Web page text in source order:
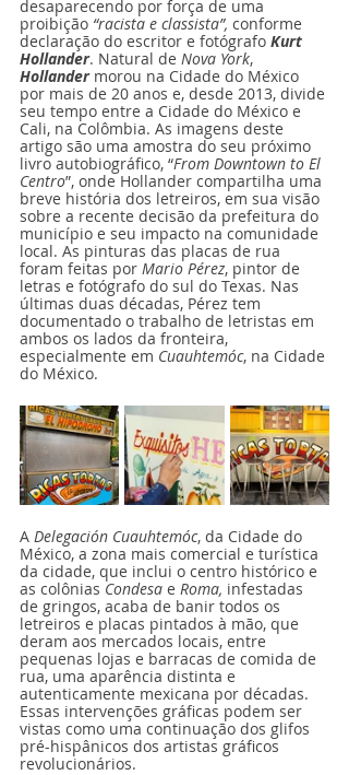
desaparecendo por força de uma
proibição “racista e classista”, conforme
declaração do escritor e fotógrafo Kurt
Hollander. Natural de Nova York,
Hollander morou na Cidade do México
por mais de 20 anos e, desde 2013, divide
seu tempo entre a Cidade do México e
Cali, na Colômbia. As imagens deste
artigo são uma amostra do seu próximo
livro autobiográfico, “From Downtown to El
Centro”, onde Hollander compartilha uma
breve história dos letreiros, em sua visão
sobre a recente decisão da prefeitura do
município e seu impacto na comunidade
local. As pinturas das placas de rua
foram feitas por Mario Pérez, pintor de
letras e fotógrafo do sul do Texas. Nas
últimas duas décadas, Pérez tem
documentado o trabalho de letristas em
ambos os lados da fronteira,
especialmente em Cuauhtemóc, na Cidade
do México.
A Delegación Cuauhtemóc, da Cidade do
México, a zona mais comercial e turística
da cidade, que inclui o centro histórico e
as colônias Condesa e Roma, infestadas
de gringos, acaba de banir todos os
letreiros e placas pintados à mão, que
deram aos mercados locais, entre
pequenas lojas e barracas de comida de
rua, uma aparência distinta e
autenticamente mexicana por décadas.
Essas intervenções gráficas podem ser
vistas como uma continuação dos glifos
pré-hispânicos dos artistas gráficos
revolucionários.